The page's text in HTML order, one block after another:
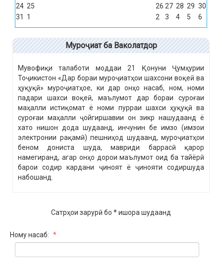
24 25 26 27 28 29 30
31
1 2 3 4 5 6
Муроҷиат ба Ваколатдор
Мувофиқи талаботи моддаи 21 Қонуни Ҷумҳурии
Тоҷикистон «Дар бораи муроҷиатҳои шахсони воқеӣ ва
ҳуқуқӣ» муроҷиатҳое, ки дар онҳо насаб, ном, номи
падари шахси воқеӣ, маълумот дар бораи суроғаи
маҳалли истиқомат ё номи пурраи шахси ҳуқуқӣ ва
суроғаи маҳалли ҷойгиршавии он зикр нашудаанд ё
хато нишон дода шудаанд, инчунин бе имзо (имзои
электронии рақамӣ) пешниҳод шудаанд, муроҷиатҳои
беном дониста шуда, мавриди баррасӣ қарор
намегиранд, агар онҳо дорои маълумот оид ба тайёрӣ
барои содир кардани ҷиноят ё ҷинояти содиршуда
набошанд.
Сатрҳои зарурӣ бо * ишора шудаанд
Ному насаб: *